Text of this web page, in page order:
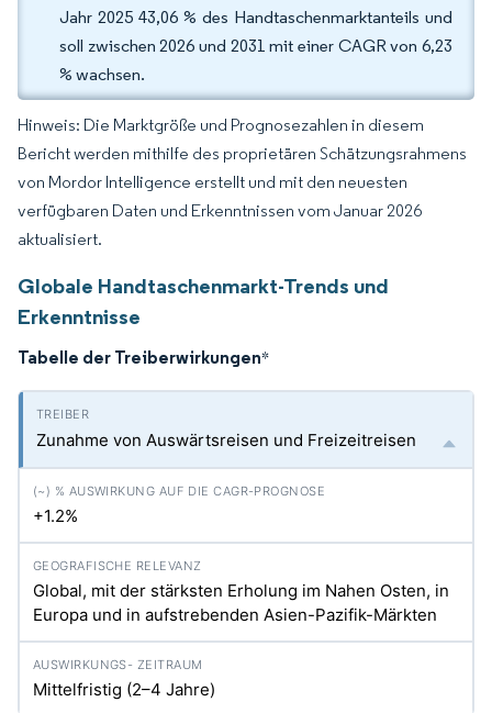
Jahr 2025 43,06 % des Handtaschenmarktanteils und
soll zwischen 2026 und 2031 mit einer CAGR von 6,23
% wachsen.
Hinweis: Die Marktgröße und Prognosezahlen in diesem
Bericht werden mithilfe des proprietären Schätzungsrahmens
von Mordor Intelligence erstellt und mit den neuesten
verfügbaren Daten und Erkenntnissen vom Januar 2026
aktualisiert.
Globale Handtaschenmarkt-Trends und
Erkenntnisse
Tabelle der Treiberwirkungen*
Zunahme von Auswärtsreisen und Freizeitreisen
+1.2%
Global, mit der stärksten Erholung im Nahen Osten, in
Europa und in aufstrebenden Asien-Pazifik-Märkten
Mittelfristig (2–4 Jahre)